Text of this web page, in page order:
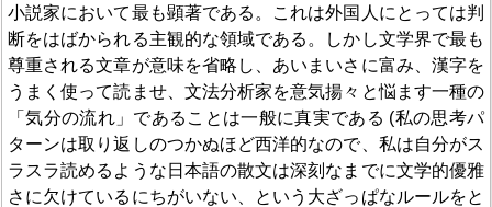
小説家において最も顕著である。これは外国人にとっては判
断をはばかられる主観的な領域である。しかし文学界で最も
尊重される文章が意味を省略し、あいまいさに富み、漢字を
うまく使って読ませ、文法分析家を意気揚々と悩ます一種の
「気分の流れ」であることは一般に真実である (私の思考パ
ターンは取り返しのつかぬほど西洋的なので、私は自分がス
ラスラ読めるような日本語の散文は深刻なまでに文学的優雅
さに欠けているにちがいない、という大ざっぱなルールをと